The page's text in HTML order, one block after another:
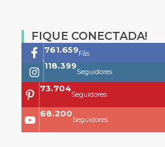
FIQUE CONECTADA!
761.659Fãs
118.399
Seguidores
73.704
Seguidores
68.200
Seguidores